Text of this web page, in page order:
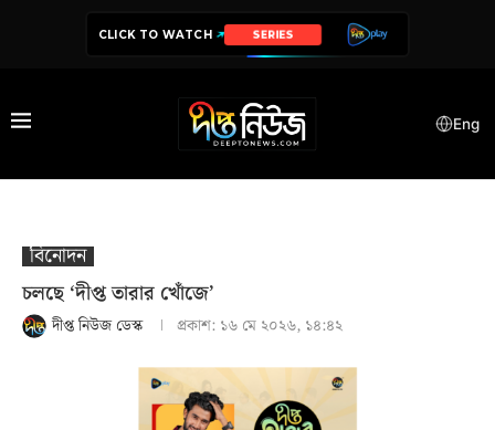
CLICK TO WATCH DRAMA
Eng
বিনোদন
চলছে ‘দীপ্ত তারার খোঁজে’
দীপ্ত নিউজ ডেস্ক প্রকাশ: ১৬ মে ২০২৬, ১৪:৪২